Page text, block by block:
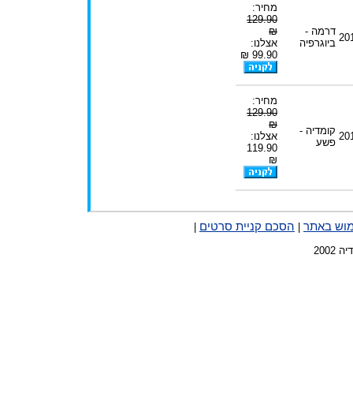
דרמה -
ביוגרפיה
מחיר:
129.90
₪
אצלנו:
99.90 ₪
קומדיה -
פשע
מחיר:
129.90
₪
אצלנו:
119.90
₪
באתר הסכם קניית סרטים